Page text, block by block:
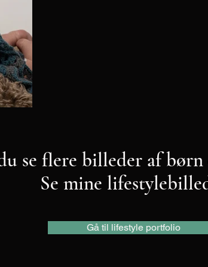
se flere billeder af børn
Se mine
Gå til lifestyle portfolio